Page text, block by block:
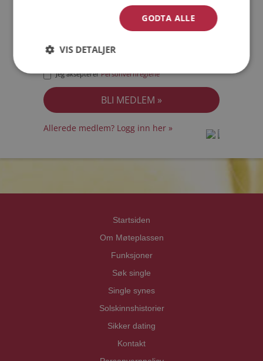
Jeg akseptererPersonvernreglene
Allerede medlem? Logg inn her »
Startsiden
Om Møteplassen
Funksjoner
Søk single
Single synes
Solskinnshistorier
Sikker dating
Kontakt
GODTA ALLE
VIS DETALJER